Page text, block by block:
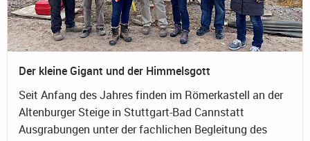
Der kleine Gigant und der Himmelsgott
Seit Anfang des Jahres finden im Römerkastell an der
Altenburger Steige in Stuttgart-Bad Cannstatt
Ausgrabungen unter der fachlichen Begleitung des